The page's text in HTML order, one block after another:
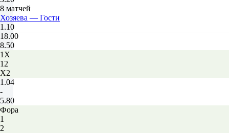
8 матчей
Хозяева — Гости
1.10
18.00
8.50
1X
12
X2
1.04
-
5.80
Фора
1
2